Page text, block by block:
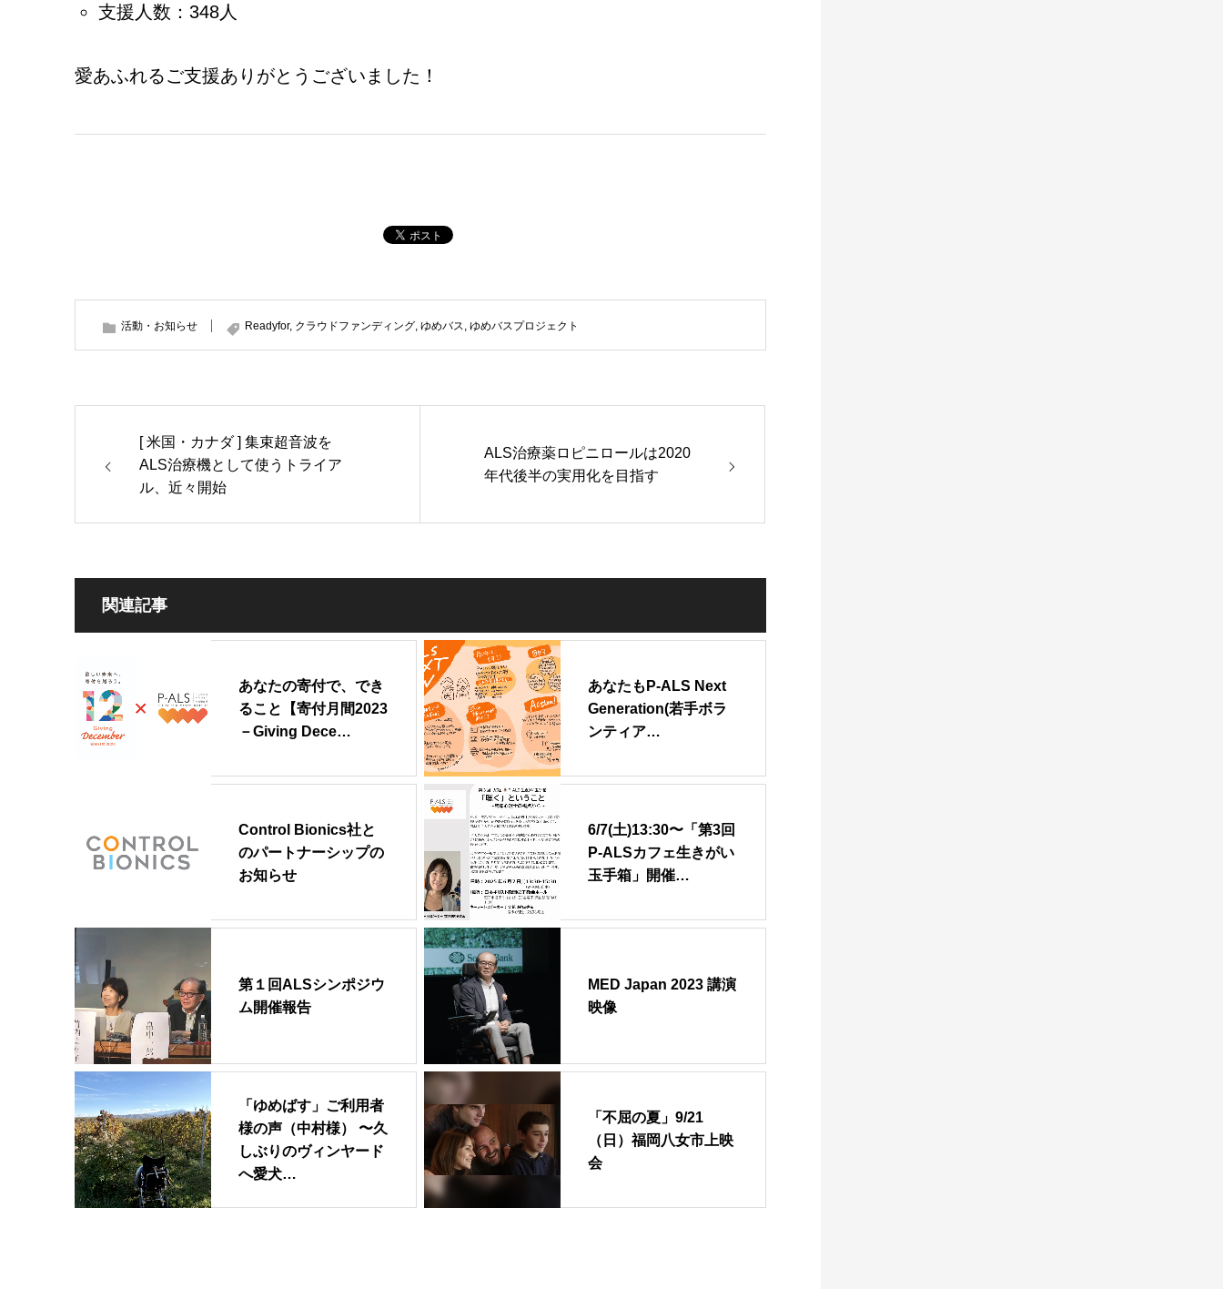
支援人数：348人
愛あふれるご支援ありがとうございました！
活動・お知らせ Readyfor, クラウドファンディング ゆめバス ゆめバスプロジェクト
[ 米国・カナダ ] 集束超音波を
ALS治療機として使うトライア
ル、近々開始
ALS治療薬ロピニロールは2020
年代後半の実用化を目指す
関連記事
あなたの寄付で、でき
ること【寄付月間2023
－Giving Dece…
あなたもP-ALS Next
Generation(若手ボラ
ンティア…
Control Bionics社と
のパートナーシップの
お知らせ
6/7(土)13:30〜「第3回
P-ALSカフェ生きがい
玉手箱」開催…
第１回ALSシンポジウ
ム開催報告
MED Japan 2023 講演
映像
「ゆめばす」ご利用者
様の声（中村様） 〜久
しぶりのヴィンヤード
へ愛犬…
「不屈の夏」9/21
（日）福岡八女市上映
会